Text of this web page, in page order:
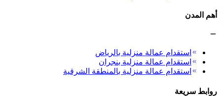
أهم المدن
استقدام عمالة منزلية بالرياض
استقدام عمالة منزلية بنجران
استقدام عمالة منزلية بالمنطقة الشرقية
روابط سريعة